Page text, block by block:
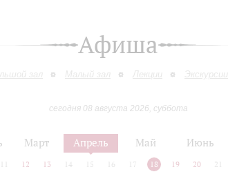
Афиша
зал Малый зал Лекции Экскурсии
сегодня 08 августа 2026, суббота
Март Апрель Май Июнь
12 13 14 15 16 17 18 19 20 21